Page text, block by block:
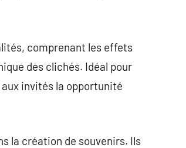
comprenant les effets
des clichés. Idéal pour
invités la opportunité
la création de souvenirs. Ils